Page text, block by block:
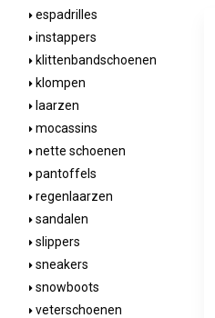
espadrilles
instappers
klittenbandschoenen
klompen
laarzen
mocassins
nette schoenen
pantoffels
regenlaarzen
sandalen
slippers
sneakers
snowboots
veterschoenen